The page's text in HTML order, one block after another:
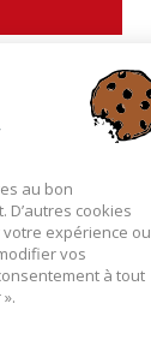
au bon
cookies
expérience ou
vos
à tout